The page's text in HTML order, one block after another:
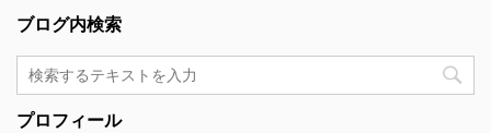
ブログ内検索
プロフィール